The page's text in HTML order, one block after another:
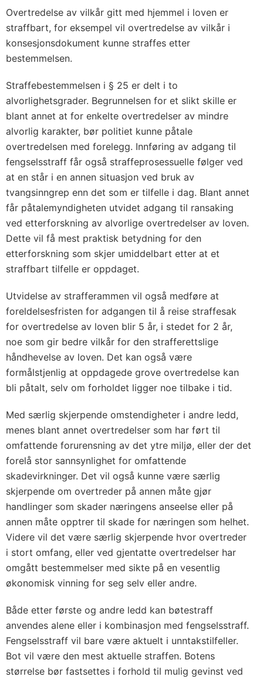
Overtredelse av vilkår gitt med hjemmel i loven er
straffbart, for eksempel vil overtredelse av vilkår i
konsesjonsdokument kunne straffes etter
bestemmelsen.
Straffebestemmelsen i § 25 er delt i to
alvorlighetsgrader. Begrunnelsen for et slikt skille er
blant annet at for enkelte overtredelser av mindre
alvorlig karakter, bør politiet kunne påtale
overtredelsen med forelegg. Innføring av adgang til
fengselsstraff får også straffeprosessuelle følger ved
at en står i en annen situasjon ved bruk av
tvangsinngrep enn det som er tilfelle i dag. Blant annet
får påtalemyndigheten utvidet adgang til ransaking
ved etterforskning av alvorlige overtredelser av loven.
Dette vil få mest praktisk betydning for den
etterforskning som skjer umiddelbart etter at et
straffbart tilfelle er oppdaget.
Utvidelse av strafferammen vil også medføre at
foreldelsesfristen for adgangen til å reise straffesak
for overtredelse av loven blir 5 år, i stedet for 2 år,
noe som gir bedre vilkår for den strafferettslige
håndhevelse av loven. Det kan også være
formålstjenlig at oppdagede grove overtredelse kan
bli påtalt, selv om forholdet ligger noe tilbake i tid.
Med særlig skjerpende omstendigheter i andre ledd,
menes blant annet overtredelser som har ført til
omfattende forurensning av det ytre miljø, eller der det
forelå stor sannsynlighet for omfattende
skadevirkninger. Det vil også kunne være særlig
skjerpende om overtreder på annen måte gjør
handlinger som skader næringens anseelse eller på
annen måte opptrer til skade for næringen som helhet.
Videre vil det være særlig skjerpende hvor overtreder
i stort omfang, eller ved gjentatte overtredelser har
omgått bestemmelser med sikte på en vesentlig
økonomisk vinning for seg selv eller andre.
Både etter første og andre ledd kan bøtestraff
anvendes alene eller i kombinasjon med fengselsstraff.
Fengselsstraff vil bare være aktuelt i unntakstilfeller.
Bot vil være den mest aktuelle straffen. Botens
størrelse bør fastsettes i forhold til mulig gevinst ved